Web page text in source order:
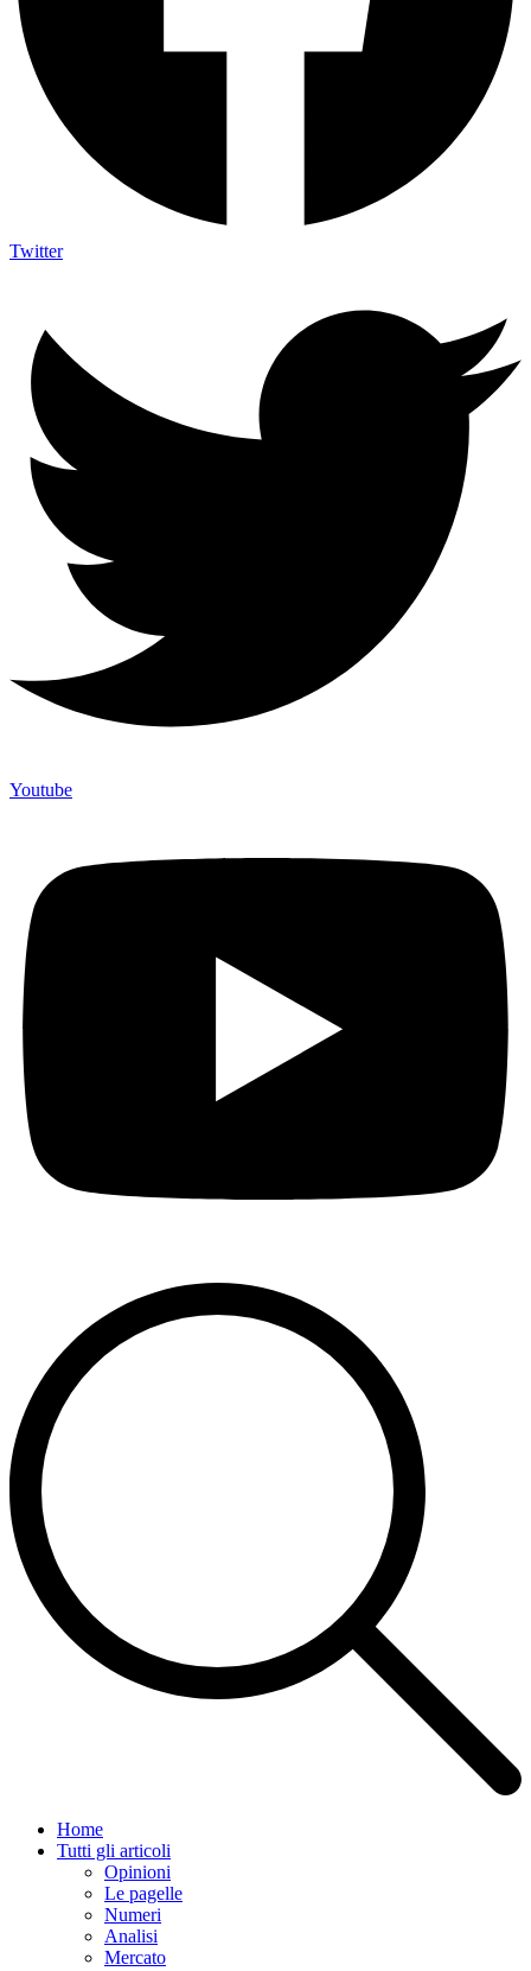
Twitter
Youtube
Home
Tutti gli articoli
Opinioni
Le pagelle
Numeri
Analisi
Mercato